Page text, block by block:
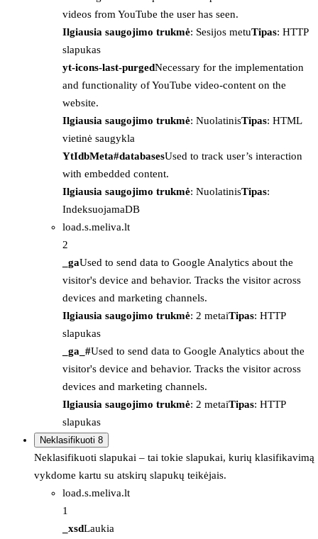
videos from YouTube the user has seen.
Ilgiausia saugojimo trukmė: Sesijos metuTipas: HTTP
slapukas
yt-icons-last-purgedNecessary for the implementation
and functionality of YouTube video-content on the
website.
Ilgiausia saugojimo trukmė: NuolatinisTipas: HTML
vietinė saugykla
YtIdbMeta#databasesUsed to track user’s interaction
with embedded content.
Ilgiausia saugojimo trukmė: NuolatinisTipas:
IndeksuojamaDB
load.s.meliva.lt
2
_gaUsed to send data to Google Analytics about the
visitor's device and behavior. Tracks the visitor across
devices and marketing channels.
Ilgiausia saugojimo trukmė: 2 metaiTipas: HTTP
slapukas
_ga_#Used to send data to Google Analytics about the
visitor's device and behavior. Tracks the visitor across
devices and marketing channels.
Ilgiausia saugojimo trukmė: 2 metaiTipas: HTTP
slapukas
Neklasifikuoti 8
Neklasifikuoti slapukai – tai tokie slapukai, kurių klasifikavimą
vykdome kartu su atskirų slapukų teikėjais.
load.s.meliva.lt
1
_xsdLaukia